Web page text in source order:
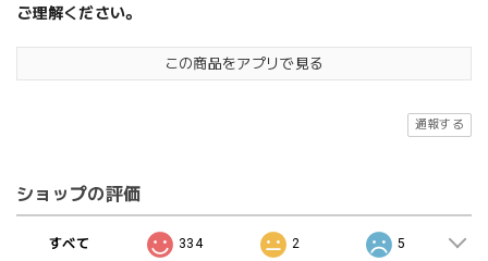
ご理解ください。
この商品をアプリで見る
通報する
ショップの評価
すべて 334 2 5